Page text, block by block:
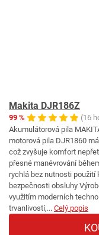
Makita DJR186Z
99 %
(16
Akumulátorová pila
motorová pila DJR1860
což zvyšuje komfort
přesné manévrování
rychlá bez nutnosti použití
bezpečnosti obsluhy
využitím moderních
trvanlivostí,... Celý popis